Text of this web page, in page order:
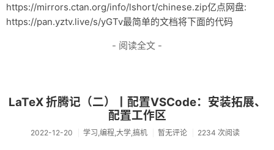
https://mirrors.ctan.org/info/lshort/chinese.zip亿点网盘:
https://pan.yztv.live/s/yGTv最简单的文档将下面的代码
- 阅读全文 -
LaTeX 折腾记（二）丨配置VSCode：安装拓展、
配置工作区
2022-12-20 学习,编程,大学,搞机 暂无评论 2234 次阅读